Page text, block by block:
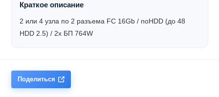
Краткое описание
2 или 4 узла по 2 разъема FC 16Gb / noHDD (до 48
HDD 2.5) / 2x БП 764W
Поделиться